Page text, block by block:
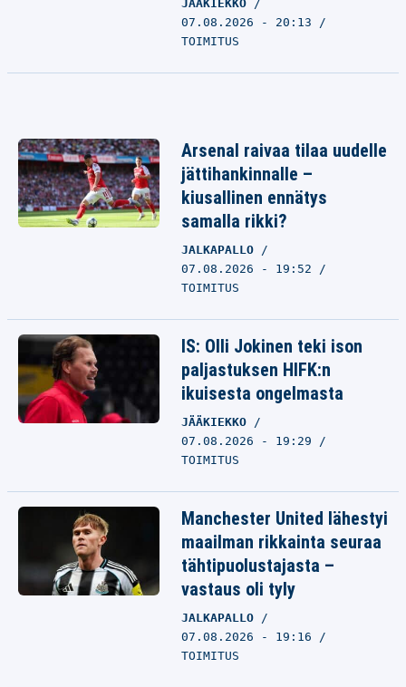
JÄÄKIEKKO
07.08.2026 - 20:13
TOIMITUS
Arsenal raivaa tilaa uudelle
jättihankinnalle –
kiusallinen ennätys
samalla rikki?
JALKAPALLO
07.08.2026 - 19:52
TOIMITUS
IS: Olli Jokinen teki ison
paljastuksen HIFK:n
ikuisesta ongelmasta
JÄÄKIEKKO
07.08.2026 - 19:29
TOIMITUS
Manchester United lähestyi
maailman rikkainta seuraa
tähtipuolustajasta –
vastaus oli tyly
JALKAPALLO
07.08.2026 - 19:16
TOIMITUS